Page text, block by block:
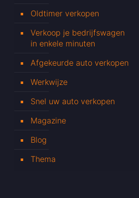
Oldtimer verkopen
Verkoop je bedrijfswagen
in enkele minuten
Afgekeurde auto verkopen
Werkwijze
Snel uw auto verkopen
Magazine
Blog
Thema